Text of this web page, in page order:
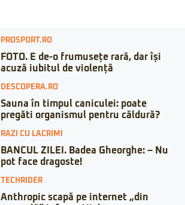
PROSPORT.RO
FOTO. E de-o frumusețe rară, dar își
acuză iubitul de violență
DESCOPERA.RO
Sauna în timpul caniculei: poate
pregăti organismul pentru căldură?
RAZI CU LACRIMI
BANCUL ZILEI. Badea Gheorghe: – Nu
pot face dragoste!
TECHRIDER
Anthropic scapă pe internet „din